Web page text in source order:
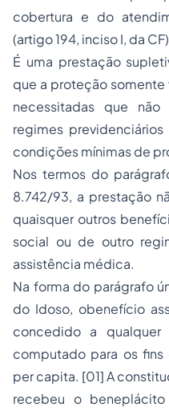
cobertura e do
(artigo 194, inciso I, da
É uma prestação
que a proteção somente
necessitadas que
regimes
condições mínimas de
Nos termos do
8.742/93, a prestação
quaisquer outros
social ou de outro
assistência médica.
Na forma do parágrafo
do Idoso, obenefício
concedido a
computado para os
per capita. [01] A
recebeu o